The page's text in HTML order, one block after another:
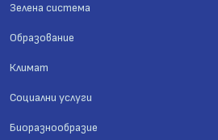
Зелена система
Образование
Климат
Социални услуги
Биоразнообразие